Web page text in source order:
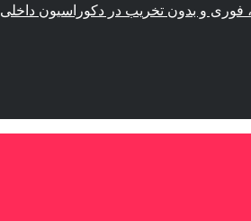
فوری و بدون تخریب در دکوراسیون داخلی